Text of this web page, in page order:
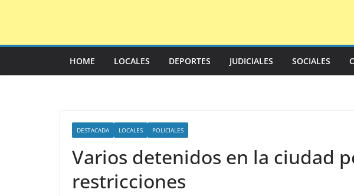
HOME LOCALES DEPORTES JUDICIALES SOCIALES
DESTACADA LOCALES POLICIALES
Varios detenidos en la ciudad
restricciones